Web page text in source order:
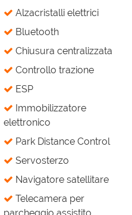
Alzacristalli elettrici
Bluetooth
Chiusura centralizzata
Controllo trazione
ESP
Immobilizzatore
elettronico
Park Distance Control
Servosterzo
Navigatore satellitare
Telecamera per